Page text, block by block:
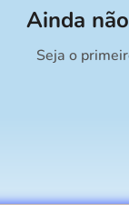
Ainda
Seja o